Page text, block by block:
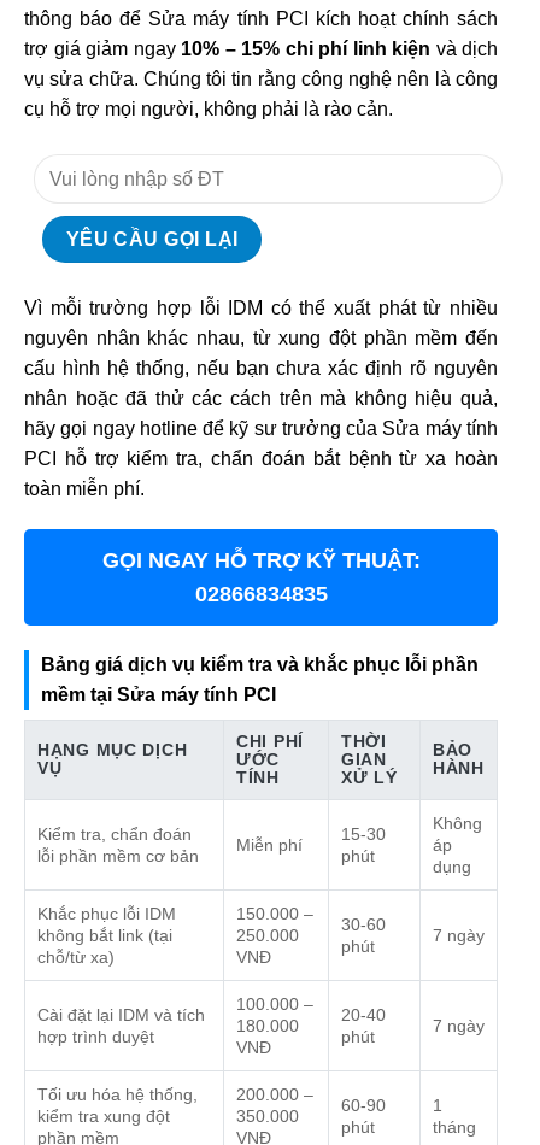
thông báo để Sửa máy tính PCI kích hoạt chính sách
trợ giá giảm ngay 10% – 15% chi phí linh kiện và dịch
vụ sửa chữa. Chúng tôi tin rằng công nghệ nên là công
cụ hỗ trợ mọi người, không phải là rào cản.
Vì mỗi trường hợp lỗi IDM có thể xuất phát từ nhiều
nguyên nhân khác nhau, từ xung đột phần mềm đến
cấu hình hệ thống, nếu bạn chưa xác định rõ nguyên
nhân hoặc đã thử các cách trên mà không hiệu quả,
hãy gọi ngay hotline để kỹ sư trưởng của Sửa máy tính
PCI hỗ trợ kiểm tra, chẩn đoán bắt bệnh từ xa hoàn
toàn miễn phí.
GỌI NGAY HỖ TRỢ KỸ THUẬT:
02866834835
Bảng giá dịch vụ kiểm tra và khắc phục lỗi phần
mềm tại Sửa máy tính PCI
HẠNG MỤC DỊCH
VỤ
CHI PHÍ
ƯỚC
TÍNH
THỜI
GIAN
XỬ LÝ
BẢO
HÀNH
Kiểm tra, chẩn đoán
lỗi phần mềm cơ bản
Miễn phí
15-30
phút
Không
áp
dụng
Khắc phục lỗi IDM
không bắt link (tại
chỗ/từ xa)
150.000 –
250.000
VNĐ
30-60
phút
7 ngày
Cài đặt lại IDM và tích
hợp trình duyệt
100.000 –
180.000
VNĐ
20-40
phút
7 ngày
Tối ưu hóa hệ thống,
kiểm tra xung đột
phần mềm
200.000 –
350.000
VNĐ
60-90
phút
1
tháng